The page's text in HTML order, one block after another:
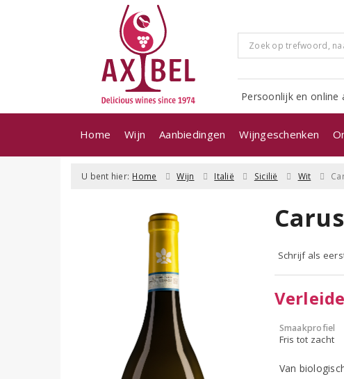
Persoonlijk en online
Home Wijn Aanbiedingen Wijngeschenken
U bent hier: Home Wijn Italië Sicilië Wit
Schrijf als
Smaakprofiel
Fris tot zacht
Van